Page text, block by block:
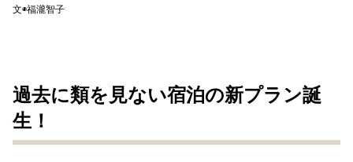
文◉福瀧智子
過去に類を見ない宿泊の新プラン誕
生！